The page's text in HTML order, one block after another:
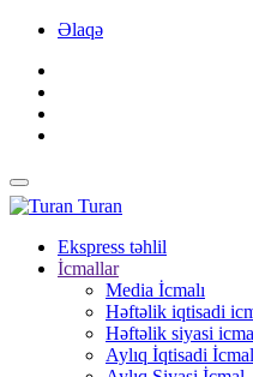
Əlaqə
Turan
Ekspress təhlil
İcmallar
Media İcmalı
Həftəlik iqtisadi
Həftəlik siyasi
Aylıq İqtisadi İcmal